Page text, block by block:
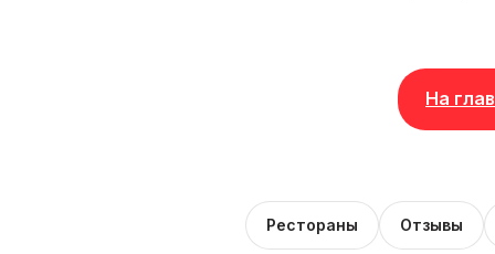
На
Рестораны Отзывы